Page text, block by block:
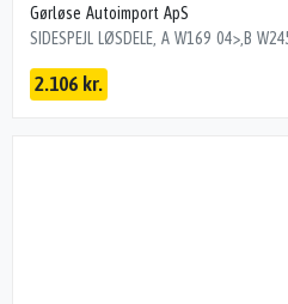
Gørløse Autoimport ApS
2.106 kr.